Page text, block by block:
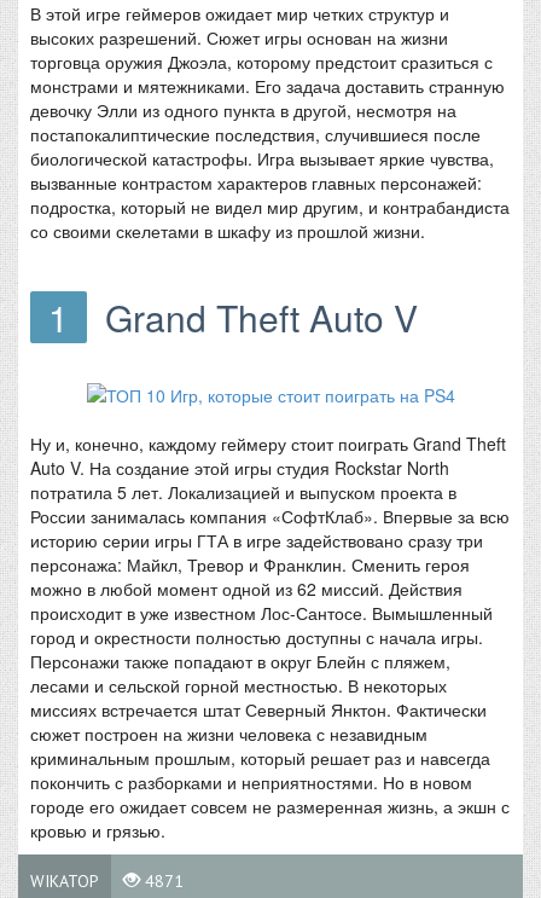
В этой игре геймеров ожидает мир четких структур и
высоких разрешений. Сюжет игры основан на жизни
торговца оружия Джоэла, которому предстоит сразиться с
монстрами и мятежниками. Его задача доставить странную
девочку Элли из одного пункта в другой, несмотря на
постапокалиптические последствия, случившиеся после
биологической катастрофы. Игра вызывает яркие чувства,
вызванные контрастом характеров главных персонажей:
подростка, который не видел мир другим, и контрабандиста
со своими скелетами в шкафу из прошлой жизни.
1 Grand Theft Auto V
Ну и, конечно, каждому геймеру стоит поиграть Grand Theft
Auto V. На создание этой игры студия Rockstar North
потратила 5 лет. Локализацией и выпуском проекта в
России занималась компания «СофтКлаб». Впервые за всю
историю серии игры ГТА в игре задействовано сразу три
персонажа: Майкл, Тревор и Франклин. Сменить героя
можно в любой момент одной из 62 миссий. Действия
происходит в уже известном Лос-Сантосе. Вымышленный
город и окрестности полностью доступны с начала игры.
Персонажи также попадают в округ Блейн с пляжем,
лесами и сельской горной местностью. В некоторых
миссиях встречается штат Северный Янктон. Фактически
сюжет построен на жизни человека с незавидным
криминальным прошлым, который решает раз и навсегда
покончить с разборками и неприятностями. Но в новом
городе его ожидает совсем не размеренная жизнь, а экшн с
кровью и грязью.
WIKATOP 4871